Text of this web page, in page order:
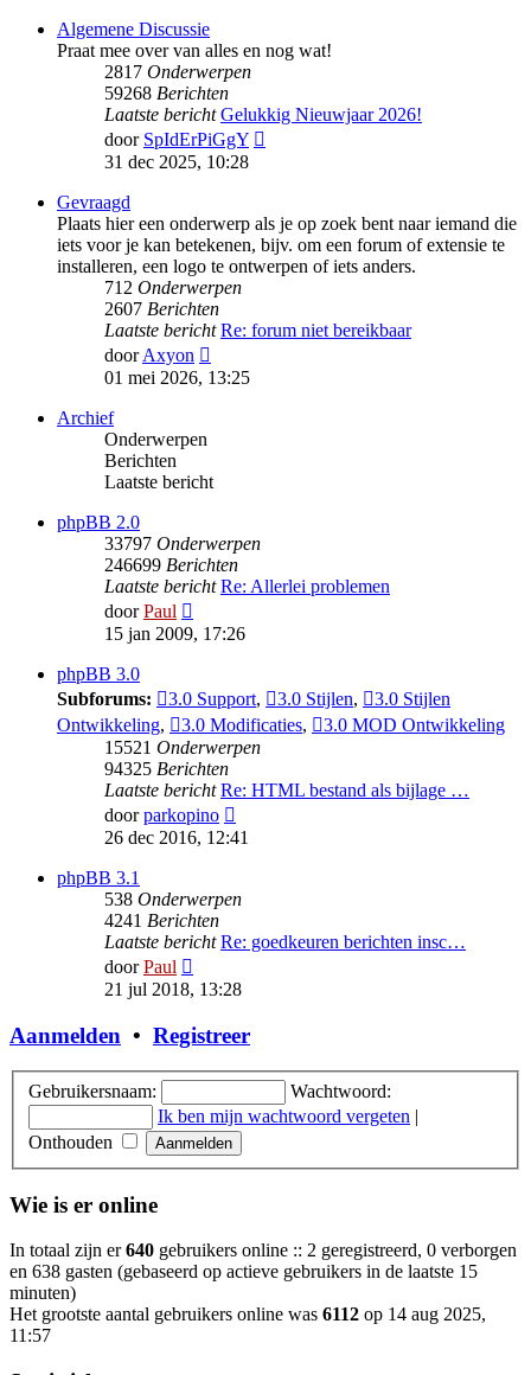
Algemene Discussie
Praat mee over van alles en nog wat!
2817 Onderwerpen
59268 Berichten
Laatste bericht Gelukkig Nieuwjaar 2026!
door SpIdErPiGgY
31 dec 2025, 10:28
Gevraagd
Plaats hier een onderwerp als je op zoek bent naar iemand die
iets voor je kan betekenen, bijv. om een forum of extensie te
installeren, een logo te ontwerpen of iets anders.
712 Onderwerpen
2607 Berichten
Laatste bericht Re: forum niet bereikbaar
doorAxyon
laatste
01 mei 2026, 13:25
Archief
Onderwerpen
Berichten
Laatste bericht
phpBB 2.0
33797 Onderwerpen
246699 Berichten
Laatste bericht Re: Allerlei problemen
doorPaul
laatste
bericht
15 jan 2009, 17:26
phpBB 3.0
Subforums:
3.0 Support, 3.0 Stijlen,
3.0 Stijlen
Ontwikkeling, 3.0 Modificaties,
3.0 MOD Ontwikkeling
15521 Onderwerpen
94325 Berichten
Laatste bericht Re: HTML bestand als bijlage …
doorparkopino
laatste
26 dec 2016, 12:41
phpBB 3.1
538 Onderwerpen
4241 Berichten
Laatste bericht Re: goedkeuren berichten insc…
doorPaul
laatste
21 jul 2018, 13:28
Aanmelden • Registreer
Gebruikersnaam:
Wachtwoord:
Ik ben mijn wachtwoord vergeten |
Onthouden
Wie is er online
In totaal zijn er640 gebruikers online :: 2 geregistreerd, 0 verborgen
en 638 gasten (gebaseerd op actieve gebruikers in de laatste 15
minuten)
Het grootste aantal gebruikers online was 6112 op 14 aug 2025,
11:57